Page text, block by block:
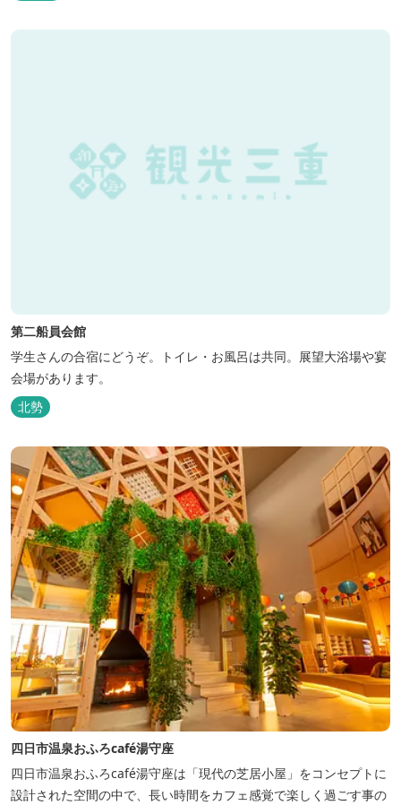
第二船員会館
学生さんの合宿にどうぞ。トイレ・お風呂は共同。展望大浴場や宴
会場があります。
北勢
四日市温泉おふろcafé湯守座
四日市温泉おふろcafé湯守座は「現代の芝居小屋」をコンセプトに
設計された空間の中で、長い時間をカフェ感覚で楽しく過ごす事の